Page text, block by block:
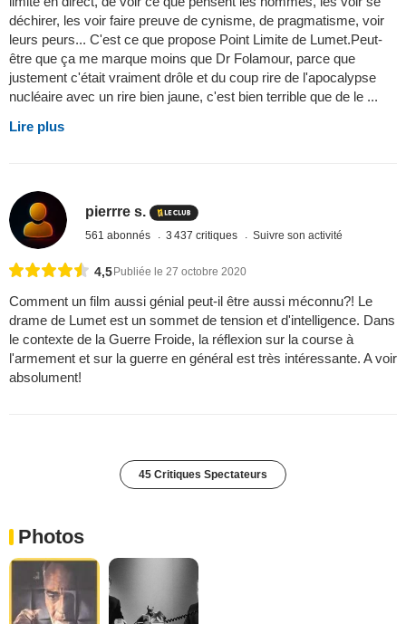
déchirer, les voir faire preuve de cynisme, de pragmatisme, voir
leurs peurs... C'est ce que propose Point Limite de Lumet.Peut-
être que ça me marque moins que Dr Folamour, parce que
justement c'était vraiment drôle et du coup rire de l'apocalypse
nucléaire avec un rire bien jaune, c'est bien terrible que de le ...
Lire plus
pierrre s.
561 abonnés 3 437 critiques Suivre son activité
4,5 Publiée le 27 octobre 2020
Comment un film aussi génial peut-il être aussi méconnu?! Le
drame de Lumet est un sommet de tension et d'intelligence. Dans
le contexte de la Guerre Froide, la réflexion sur la course à
l'armement et sur la guerre en général est très intéressante. A voir
absolument!
45 Critiques Spectateurs
Photos